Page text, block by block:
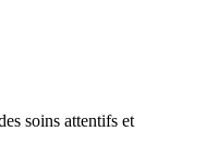
soins attentifs et